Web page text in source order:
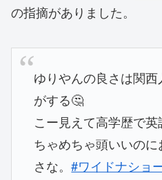
の指摘がありました。
ゆりやんの良さは関
がする🤔
こー見えて高学歴で
ちゃめちゃ頭いいの
さな。#ワイドナショ